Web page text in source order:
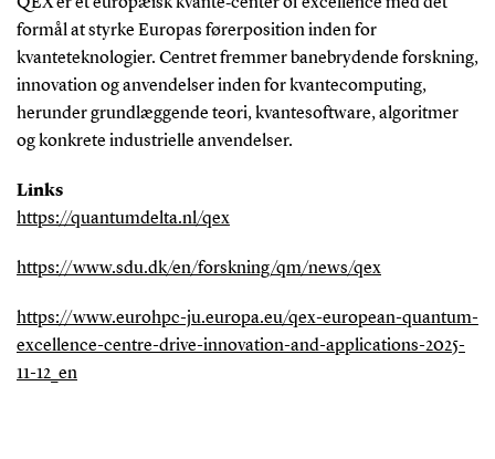
formål at styrke Europas førerposition inden for
kvanteteknologier. Centret fremmer banebrydende forskning,
innovation og anvendelser inden for kvante­computing,
herunder grundlæggende teori, kvante­software, algoritmer
og konkrete industrielle anvendelser.
Links
https://quantumdelta.nl/qex
https://www.sdu.dk/en/forskning/qm/news/qex
https://www.eurohpc-ju.europa.eu/qex-european-quantum-
excellence-centre-drive-innovation-and-applications-2025-
11-12_en